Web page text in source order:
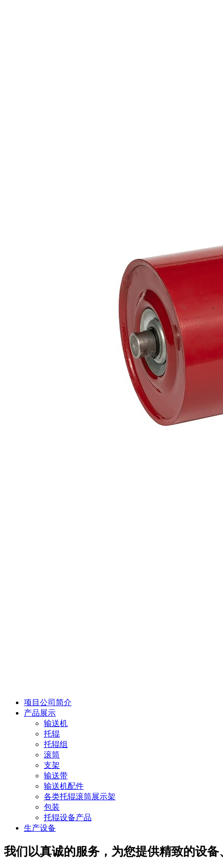
项目公司简介
产品展示
输送机
托辊
托辊组
滚筒
支架
输送带
输送机配件
各类托辊滚筒展示架
包装
托辊设备产品
生产设备
我们以真诚的服务，为您提供精致的设